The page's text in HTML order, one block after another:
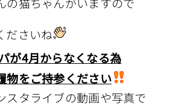
ださいね
が4月からなくなる為
物をご持参ください
スタライブの動画や写真で